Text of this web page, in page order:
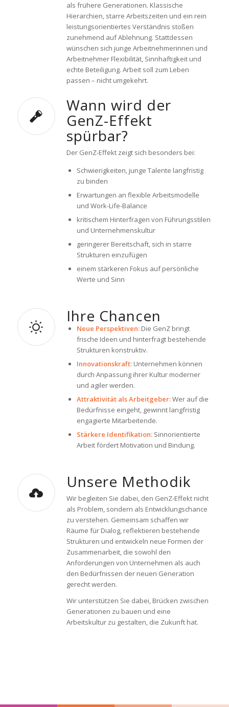
als frühere Generationen. Klassische
Hierarchien, starre Arbeitszeiten und ein rein
leistungsorientiertes Verständnis stoßen
zunehmend auf Ablehnung. Stattdessen
wünschen sich junge Arbeitnehmerinnen und
Arbeitnehmer Flexibilität, Sinnhaftigkeit und
echte Beteiligung. Arbeit soll zum Leben
passen – nicht umgekehrt.
Wann wird der
GenZ-Effekt
spürbar?
Der GenZ-Effekt zeigt sich besonders bei:
Schwierigkeiten, junge Talente langfristig
zu binden
Erwartungen an flexible Arbeitsmodelle
und Work-Life-Balance
kritischem Hinterfragen von Führungsstilen
und Unternehmenskultur
geringerer Bereitschaft, sich in starre
Strukturen einzufügen
einem stärkeren Fokus auf persönliche
Werte und Sinn
Ihre Chancen
Neue Perspektiven:Die GenZ bringt
frische Ideen und hinterfragt bestehende
Strukturen konstruktiv.
Innovationskraft:Unternehmen können
durch Anpassung ihrer Kultur moderner
und agiler werden.
Attraktivität als Arbeitgeber:Wer auf die
Bedürfnisse eingeht, gewinnt langfristig
engagierte Mitarbeitende.
Stärkere Identifikation:Sinnorientierte
Arbeit fördert Motivation und Bindung.
Unsere Methodik
Wir begleiten Sie dabei, den GenZ-Effekt nicht
als Problem, sondern als Entwicklungschance
zu verstehen. Gemeinsam schaffen wir
Räume für Dialog, reflektieren bestehende
Strukturen und entwickeln neue Formen der
Zusammenarbeit, die sowohl den
Anforderungen von Unternehmen als auch
den Bedürfnissen der neuen Generation
gerecht werden.
Wir unterstützen Sie dabei, Brücken zwischen
Generationen zu bauen und eine
Arbeitskultur zu gestalten, die Zukunft hat.